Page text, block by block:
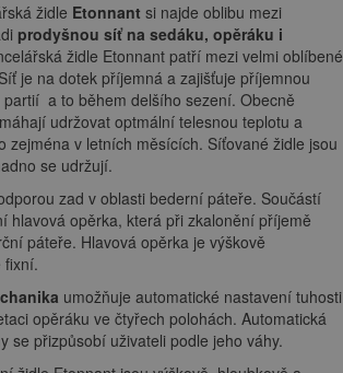
židle Etonnant si najde oblibu mezi
prodyšnou síť na sedáku, opěráku i
židle Etonnant patří mezi velmi oblíbené
je na dotek příjemná a zajišťuje příjemnou
a to během delšího sezení. Obecně
udržovat optmální telesnou teplotu a
zejména v letních měsících. Síťované židle jsou
se udržují.
zad v oblasti bederní páteře. Součástí
hlavová opěrka, která při zkalonění příjemě
páteře. Hlavová opěrka je výškově
fixní.
umožňuje automatické nastavení tuhosti
opěráku ve čtyřech polohách. Automatická
se přizpůsobí uživateli podle jeho váhy.